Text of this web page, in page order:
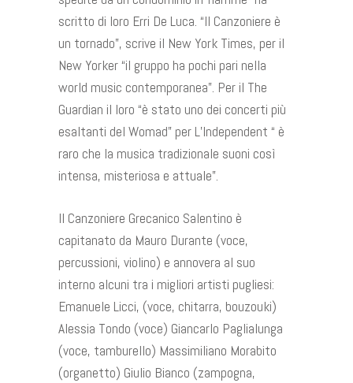
scritto di loro Erri De Luca. “Il Canzoniere è
un tornado”, scrive il New York Times, per il
New Yorker “il gruppo ha pochi pari nella
world music contemporanea”. Per il The
Guardian il loro “è stato uno dei concerti più
esaltanti del Womad” per L’Independent “ è
raro che la musica tradizionale suoni così
intensa, misteriosa e attuale”.
Il Canzoniere Grecanico Salentino è
capitanato da Mauro Durante (voce,
percussioni, violino) e annovera al suo
interno alcuni tra i migliori artisti pugliesi:
Emanuele Licci, (voce, chitarra, bouzouki)
Alessia Tondo (voce) Giancarlo Paglialunga
(voce, tamburello) Massimiliano Morabito
(organetto) Giulio Bianco (zampogna,